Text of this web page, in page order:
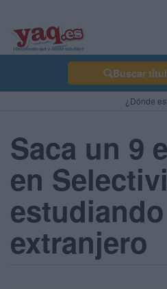
Buscar
¿Dónde
Saca un 9
en
extranjero